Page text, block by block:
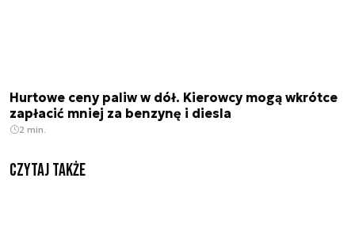
Hurtowe ceny paliw w dół. Kierowcy mogą wkrótce
zapłacić mniej za benzynę i diesla
2 min.
Czytaj także